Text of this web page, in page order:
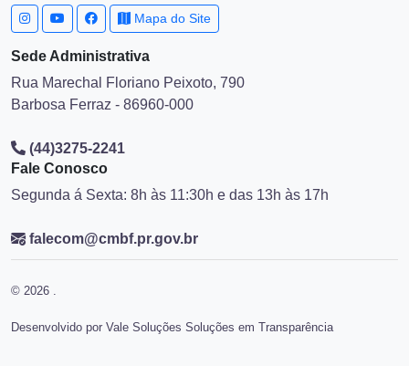
Mapa do Site
Sede Administrativa
Rua Marechal Floriano Peixoto, 790
Barbosa Ferraz - 86960-000
(44)3275-2241
Fale Conosco
Segunda á Sexta: 8h às 11:30h e das 13h às 17h
falecom@cmbf.pr.gov.br
© 2026 .
Desenvolvido por Vale Soluções Soluções em Transparência